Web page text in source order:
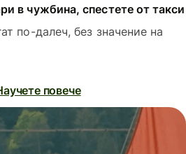
в чужбина, спестете от такси
по-далеч, без значение на
повече